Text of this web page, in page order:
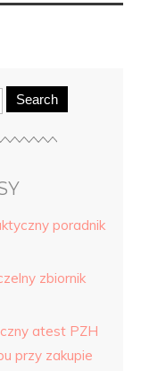
Search
poradnik
zbiornik
atest PZH
przy zakupie